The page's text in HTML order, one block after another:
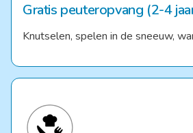
Gratis peuteropvang (2-4
Knutselen, spelen in de sneeuw,